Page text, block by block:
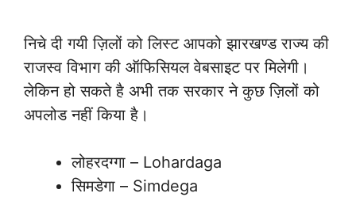
निचे दी गयी ज़िलों को लिस्ट आपको झारखण्ड राज्य की
राजस्व विभाग की ऑफिसियल वेबसाइट पर मिलेगी।
लेकिन हो सकते है अभी तक सरकार ने कुछ ज़िलों को
अपलोड नहीं किया है।
लोहरदग्गा – Lohardaga
सिमडेगा – Simdega